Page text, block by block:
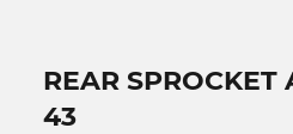
REAR
43